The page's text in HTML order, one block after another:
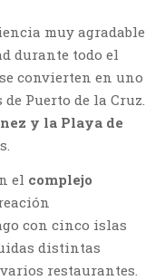
muy agradable
durante todo el
convierten en uno
Puerto de la Cruz.
y la Playa de
el complejo
con cinco islas
distintas
restaurantes.